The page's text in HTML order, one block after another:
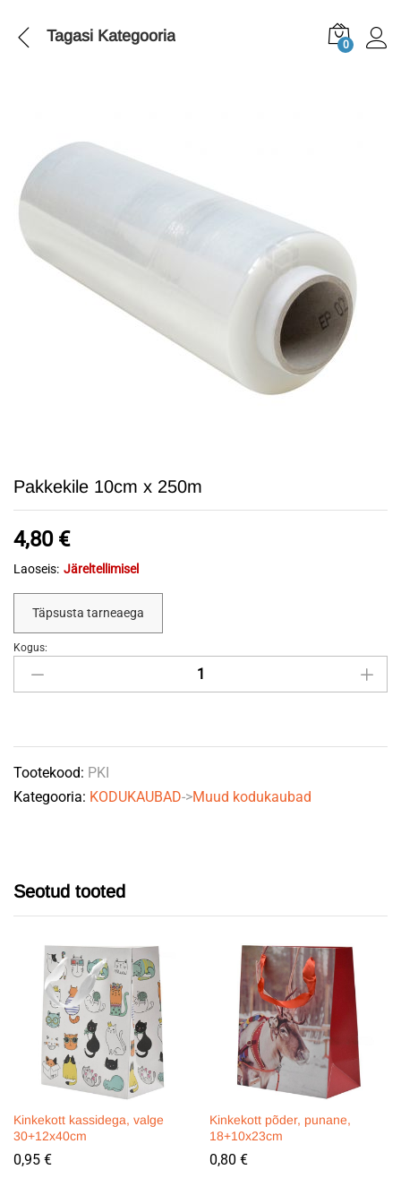
Tagasi Kategooria 0
Pakkekile 10cm x 250m
4,80 €
Laoseis: Järeltellimisel
Täpsusta tarneaega
Pakkekile
10cm
quantity
Kogus:
Tootekood: PKI
Kategooria: KODUKAUBAD->Muud kodukaubad
Seotud tooted
Kinkekott kassidega, valge
30+12x40cm
0,95 €
Kinkekott põder, punane,
18+10x23cm
0,80 €